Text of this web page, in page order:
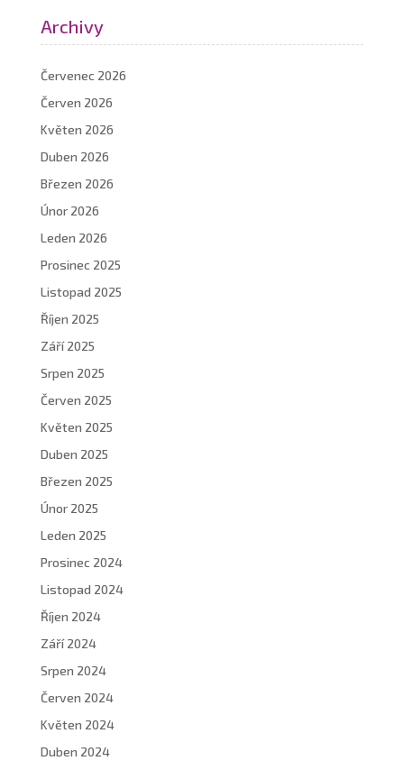
Archivy
Červenec 2026
Červen 2026
Květen 2026
Duben 2026
Březen 2026
Únor 2026
Leden 2026
Prosinec 2025
Listopad 2025
Říjen 2025
Září 2025
Srpen 2025
Červen 2025
Květen 2025
Duben 2025
Březen 2025
Únor 2025
Leden 2025
Prosinec 2024
Listopad 2024
Říjen 2024
Září 2024
Srpen 2024
Červen 2024
Květen 2024
Duben 2024